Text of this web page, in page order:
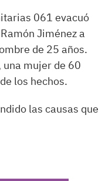
061 evacuó
Jiménez a
de 25 años.
mujer de 60
los hechos.
las causas que